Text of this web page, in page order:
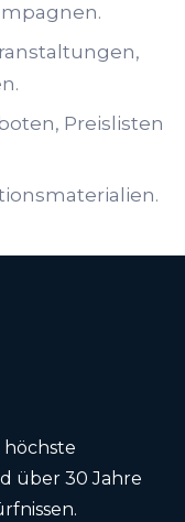
Preislisten
über 30 Jahre